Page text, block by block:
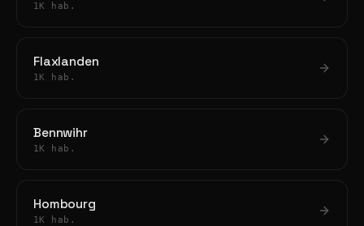
1K hab.
Flaxlanden
1K hab.
Bennwihr
1K hab.
Hombourg
1K hab.